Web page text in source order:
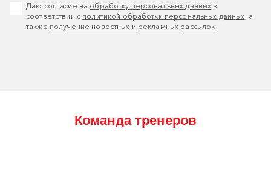
Даю согласие на обработку персональных данных в
соответствии с политикой обработки персональных данных , а
также получение новостных и рекламных рассылок
Команда тренеров